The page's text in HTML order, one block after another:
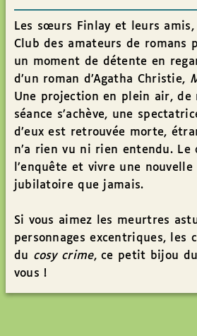
Les sœurs Finlay et leurs
Club des amateurs de romans
un moment de détente en
d’un roman d’Agatha Christie,
Une projection en plein air, de
séance s’achève, une
d’eux est retrouvée morte,
n’a rien vu ni rien entendu. Le
l’enquête et vivre une
jubilatoire que jamais.
Si vous aimez les meurtres
personnages excentriques, les
du cosy crime, ce petit bijou
vous !